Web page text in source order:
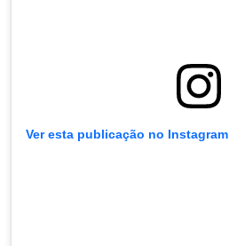
Ver esta publicação no Instagram